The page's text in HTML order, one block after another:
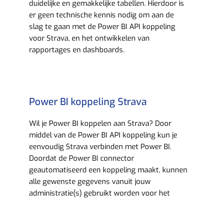
Power BI koppeling Strava
Wil je Power BI koppelen aan Strava? Door
middel van de Power BI API koppeling kun je
eenvoudig Strava verbinden met Power BI.
Doordat de Power BI connector
geautomatiseerd een koppeling maakt, kunnen
alle gewenste gegevens vanuit jouw
administratie(s) gebruikt worden voor het
duidelijke en gemakkelijke tabellen. Hierdoor is
er geen technische kennis nodig om aan de
slag te gaan met de Power BI API koppeling
voor Strava, en het ontwikkelen van
rapportages en dashboards.